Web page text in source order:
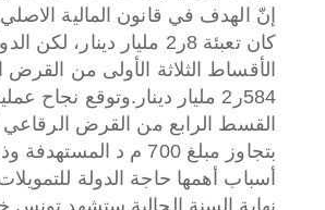
كان تعبئة 8ر2 مليار
الأقساط الثلاثة الأولى من القرض
584ر2 مليار دينار.
وتوقع نجاح
القسط الرابع من القرض
بتجاوز مبلغ 700 م د
أسباب أهمها حاجة الدولة
نهاية السنة الحالية ستشهد